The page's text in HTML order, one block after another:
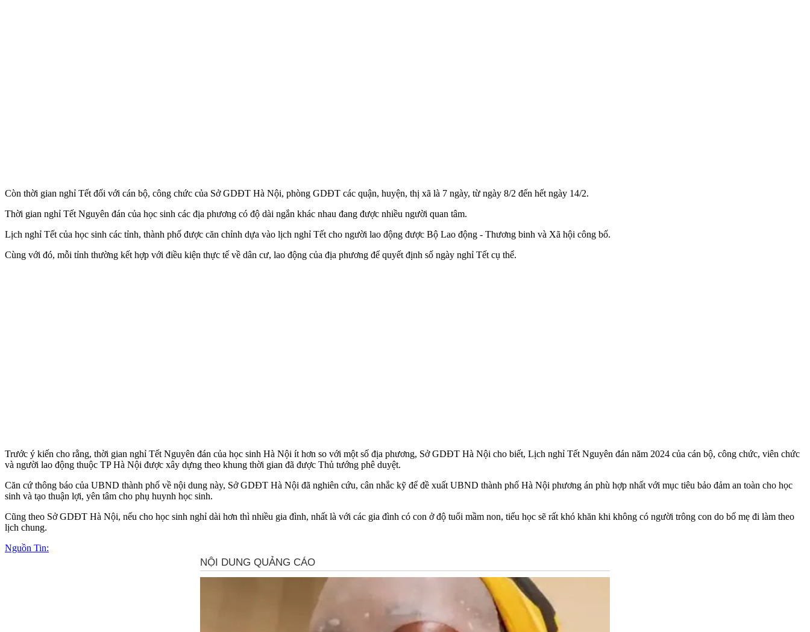
Còn thời gian nghỉ Tết đối với cán bộ, công chức của Sở GDĐT Hà Nội, phòng GDĐT các quận, huyện, thị xã là 7 ngày, từ ngày 8/2 đến hết ngày 14/2.
Thời gian nghỉ Tết Nguyên đán của học sinh các địa phương có độ dài ngắn khác nhau đang được nhiều người quan tâm.
Lịch nghỉ Tết của học sinh các tỉnh, thành phố được căn chỉnh dựa vào lịch nghỉ Tết cho người lao động được Bộ Lao động - Thương binh và Xã hội công bố.
Cùng với đó, mỗi tỉnh thường kết hợp với điều kiện thực tế về dân cư, lao động của địa phương để quyết định số ngày nghỉ Tết cụ thể.
Trước ý kiến cho rằng, thời gian nghỉ Tết Nguyên đán của học sinh Hà Nội ít hơn so với một số địa phương, Sở GDĐT Hà Nội cho biết, Lịch nghỉ Tết Nguyên đán năm 2024 của cán bộ, công chức, viên chức
và người lao động thuộc TP Hà Nội được xây dựng theo khung thời gian đã được Thủ tướng phê duyệt.
Căn cứ thông báo của UBND thành phố về nội dung này, Sở GDĐT Hà Nội đã nghiên cứu, cân nhắc kỹ để đề xuất UBND thành phố Hà Nội phương án phù hợp nhất với mục tiêu bảo đảm an toàn cho học
sinh và tạo thuận lợi, yên tâm cho phụ huynh học sinh.
Cũng theo Sở GDĐT Hà Nội, nếu cho học sinh nghỉ dài hơn thì nhiều gia đình, nhất là với các gia đình có con ở độ tuổi mầm non, tiểu học sẽ rất khó khăn khi không có người trông con do bố mẹ đi làm theo
lịch chung.
Nguồn Tin: